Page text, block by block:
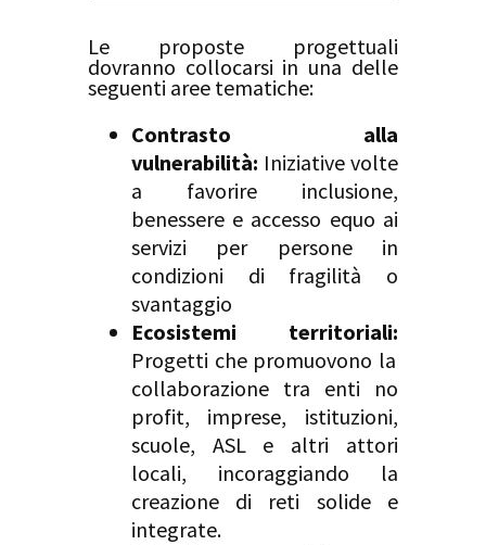
Le proposte progettuali
dovranno collocarsi in una delle
seguenti aree tematiche:
Contrasto alla
vulnerabilità: Iniziative volte
a favorire inclusione,
benessere e accesso equo ai
servizi per persone in
condizioni di fragilità o
svantaggio
Ecosistemi territoriali:
Progetti che promuovono la
collaborazione tra enti no
profit, imprese, istituzioni,
scuole, ASL e altri attori
locali, incoraggiando la
creazione di reti solide e
integrate.